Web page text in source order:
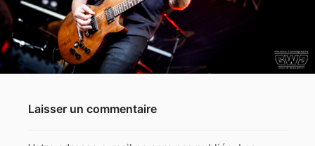
Laisser un commentaire